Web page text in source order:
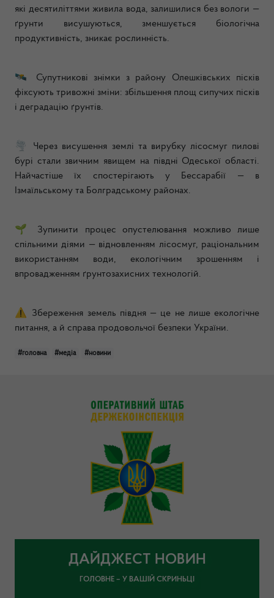
які десятиліттями живила вода, залишилися без вологи —
ґрунти висушуються, зменшується біологічна
продуктивність, зникає рослинність.
🛰
Супутникові знімки з району Олешківських пісків
фіксують тривожні зміни: збільшення площ сипучих пісків
і деградацію ґрунтів.
🌪
Через висушення землі та вирубку лісосмуг пилові
бурі стали звичним явищем на півдні Одеської області.
Найчастіше їх спостерігають у Бессарабії — в
Ізмаїльському та Болградському районах.
🌱
Зупинити процес опустелювання можливо лише
спільними діями — відновленням лісосмуг, раціональним
використанням води, екологічним зрошенням і
впровадженням ґрунтозахисних технологій.
⚠
️ Збереження земель півдня — це не лише екологічне
питання, а й справа продовольчої безпеки України.
#головна #медіа #новини
ДАЙДЖЕСТ НОВИН
ГОЛОВНЕ – У ВАШІЙ СКРИНЬЦІ